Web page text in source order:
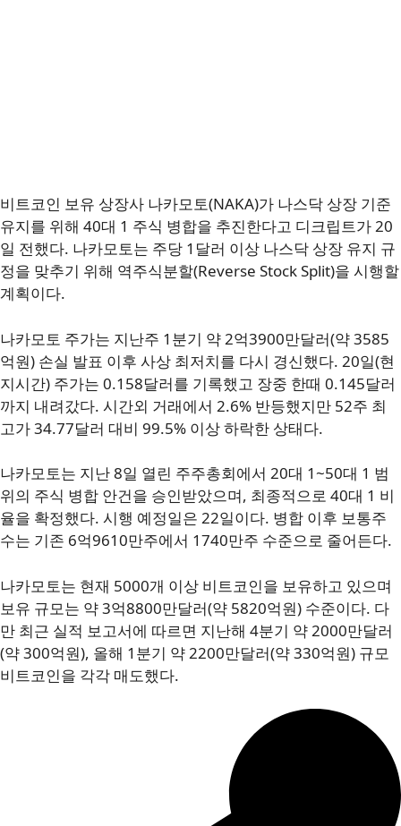
비트코인 보유 상장사 나카모토(NAKA)가 나스닥 상장 기준
유지를 위해 40대 1 주식 병합을 추진한다고 디크립트가 20
일 전했다. 나카모토는 주당 1달러 이상 나스닥 상장 유지 규
정을 맞추기 위해 역주식분할(Reverse Stock Split)을 시행할
계획이다.
나카모토 주가는 지난주 1분기 약 2억3900만달러(약 3585
억원) 손실 발표 이후 사상 최저치를 다시 경신했다. 20일(현
지시간) 주가는 0.158달러를 기록했고 장중 한때 0.145달러
까지 내려갔다. 시간외 거래에서 2.6% 반등했지만 52주 최
고가 34.77달러 대비 99.5% 이상 하락한 상태다.
나카모토는 지난 8일 열린 주주총회에서 20대 1~50대 1 범
위의 주식 병합 안건을 승인받았으며, 최종적으로 40대 1 비
율을 확정했다. 시행 예정일은 22일이다. 병합 이후 보통주
수는 기존 6억9610만주에서 1740만주 수준으로 줄어든다.
나카모토는 현재 5000개 이상 비트코인을 보유하고 있으며
보유 규모는 약 3억8800만달러(약 5820억원) 수준이다. 다
만 최근 실적 보고서에 따르면 지난해 4분기 약 2000만달러
(약 300억원), 올해 1분기 약 2200만달러(약 330억원) 규모
비트코인을 각각 매도했다.